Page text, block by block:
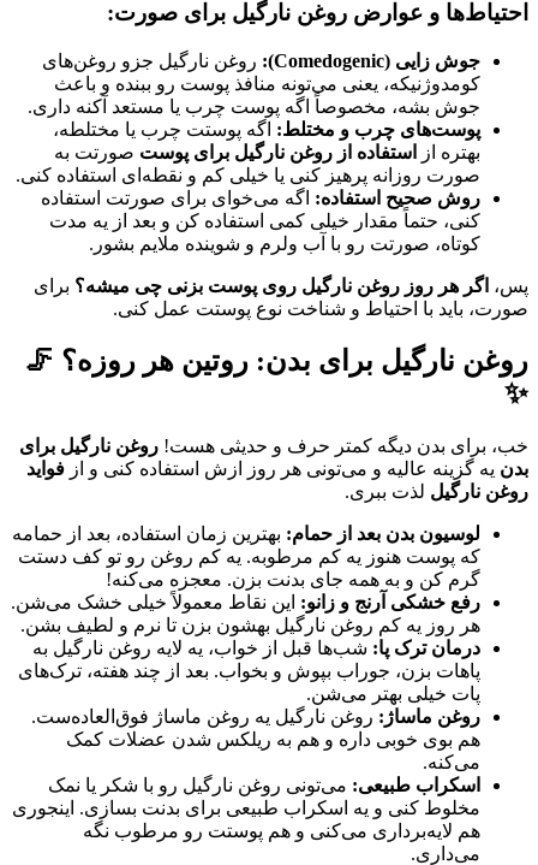
احتیاط‌ها و عوارض روغن نارگیل برای صورت:
جوش زایی (Comedogenic):
روغن نارگیل جزو روغن‌های
کومدوژنیکه، یعنی می‌تونه منافذ پوست رو ببنده و باعث
جوش بشه، مخصوصاً اگه پوست چرب یا مستعد آکنه داری.
پوست‌های چرب و مختلط: اگه پوستت چرب یا مختلطه،
بهتره از
استفاده از روغن نارگیل برای پوست صورتت به
صورت روزانه پرهیز کنی یا خیلی کم و نقطه‌ای استفاده کنی.
روش صحیح استفاده: اگه می‌خوای برای صورتت استفاده
کنی، حتماً مقدار خیلی کمی استفاده کن و بعد از یه مدت
کوتاه، صورتت رو با آب ولرم و شوینده ملایم بشور.
پس، اگر هر روز روغن نارگیل روی پوست بزنی چی میشه؟ برای
صورت، باید با احتیاط و شناخت نوع پوستت عمل کنی.
روغن نارگیل برای بدن: روتین هر روزه؟ 🦵
✨
خب، برای بدن دیگه کمتر حرف و حدیثی هست! روغن نارگیل برای
بدن یه گزینه عالیه و می‌تونی هر روز ازش استفاده کنی و از فواید
روغن نارگیل لذت ببری.
لوسیون بدن بعد از حمام: بهترین زمان استفاده، بعد از حمامه
که پوست هنوز یه کم مرطوبه. یه کم روغن رو تو کف دستت
گرم کن و به همه جای بدنت بزن. معجزه می‌کنه!
رفع خشکی آرنج و زانو: این نقاط معمولاً خیلی خشک می‌شن.
هر روز یه کم روغن نارگیل بهشون بزن تا نرم و لطیف بشن.
درمان ترک پا: شب‌ها قبل از خواب، یه لایه روغن نارگیل به
پاهات بزن، جوراب بپوش و بخواب. بعد از چند هفته، ترک‌های
پات خیلی بهتر می‌شن.
روغن ماساژ: روغن نارگیل یه روغن ماساژ فوق‌العاده‌ست.
هم بوی خوبی داره و هم به ریلکس شدن عضلات کمک
می‌کنه.
اسکراب طبیعی: می‌تونی روغن نارگیل رو با شکر یا نمک
مخلوط کنی و یه اسکراب طبیعی برای بدنت بسازی. اینجوری
هم لایه‌برداری می‌کنی و هم پوستت رو مرطوب نگه
می‌داری.